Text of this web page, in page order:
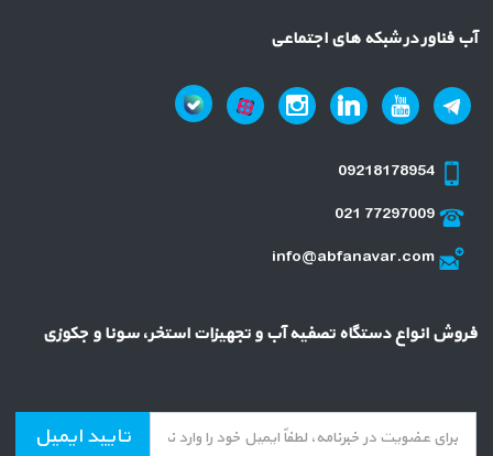
آب فناور در شبکه های اجتماعی
09218178954
021 77297009
info@abfanavar.com
فروش انواع دستگاه تصفیه آب و تجهیزات استخر، سونا و جکوزی
تایید ایمیل